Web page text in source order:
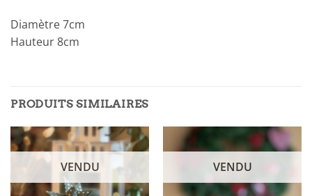
Diamètre 7cm
Hauteur 8cm
PRODUITS SIMILAIRES
VENDU VENDU